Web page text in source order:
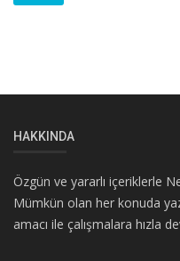
HAKKINDA
Özgün ve yararlı içeriklerle
Mümkün olan her konuda
amacı ile çalışmalara hızla